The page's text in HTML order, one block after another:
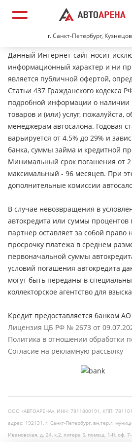
г. Санкт-Петербург,
Данный Интернет-сайт носит
информационный характер и ни
является публичной офертой,
Статьи 437 Гражданского кодекса
подробной информации о наличии
товаров и (или) услуг, пожалуйста,
менеджерам автосалона. Годовая
варьируется от 4.5% до 29% и
банка, суммы займа и кредитной
Минимальный срок погашения от 2
максимальный - 96 месяцев. При
дополнительные комиссии
В случае невозвращения в
автокредита или суммы процентов
партнер оставляет за собой право
просрочку платежа в среднем
первоначальной суммы
условий погашения автокредита
могут быть переданы в
коллекторское агентство для
Кредит предоставляется банком
Лицензия ЦБ РФ № 2673 от
Политика в отношении обработки
Согласие на рекламную рассылку
ООО «АВТОАРЕНА», ИНН: 7811800191, КПП:
адрес: 192131, г. Санкт-Петербург, вн.тер.г.
Ивановская, д. 24, к.2, литера Б, помещ. 1-Н, оф.